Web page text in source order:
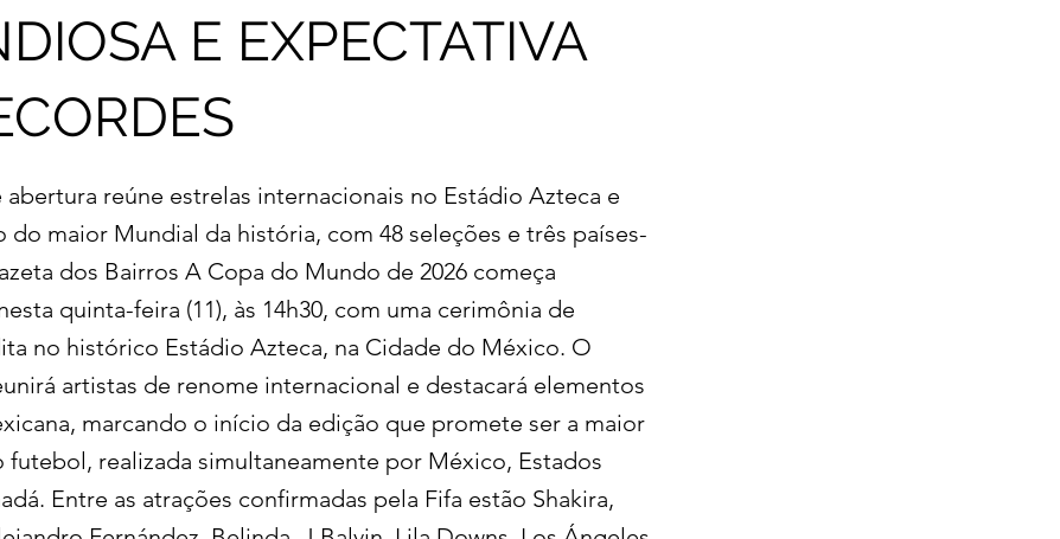
E EXPECTATIVA
reúne estrelas internacionais no Estádio Azteca e
do maior Mundial da história, com 48 seleções e três países-
dos Bairros A Copa do Mundo de 2026 começa
quinta-feira (11), às 14h30, com uma cerimônia de
no histórico Estádio Azteca, na Cidade do México. O
artistas de renome internacional e destacará elementos
marcando o início da edição que promete ser a maior
futebol, realizada simultaneamente por México, Estados
Entre as atrações confirmadas pela Fifa estão Shakira,